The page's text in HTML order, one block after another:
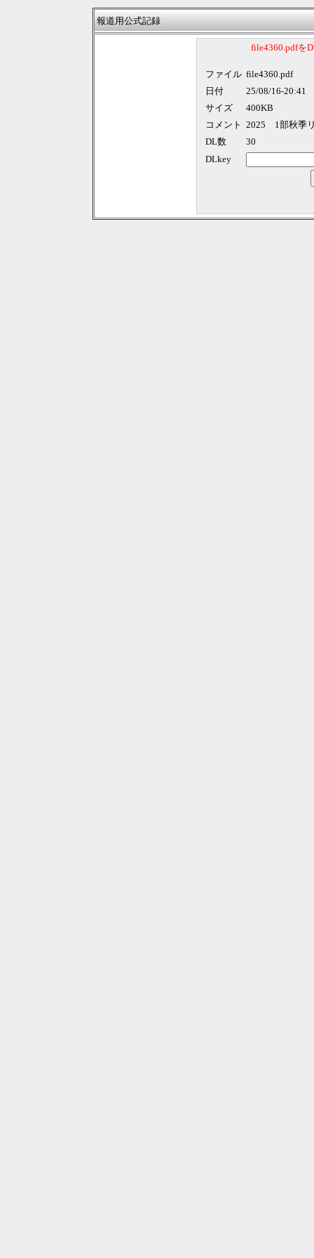
報道用公式記録
file4360.pdfを
ファイル file4360.pdf
日付
25/08/16-20:41
サイズ
400KB
コメント 2025 1部秋季
DL数
30
DLkey